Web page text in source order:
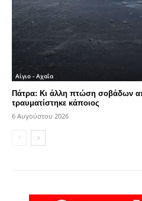
Αίγιο - Αχαΐα
Πάτρα: Κι άλλη πτώση σοβάδων
τραυματίστηκε κάποιος
6 Αυγούστου 2026